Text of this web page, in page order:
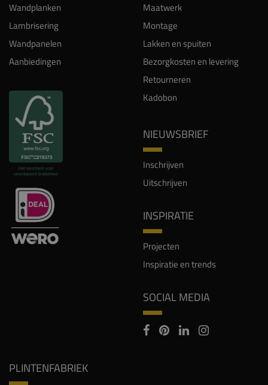
Wandplanken
Lambrisering
Wandpanelen
Aanbiedingen
Maatwerk
Montage
Lakken en spuiten
Bezorgkosten en levering
Retourneren
Kadobon
NIEUWSBRIEF
Inschrijven
Uitschrijven
INSPIRATIE
Projecten
Inspiratie en trends
SOCIAL MEDIA
PLINTENFABRIEK